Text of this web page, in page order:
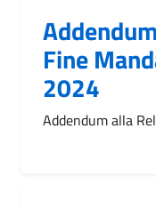
Fine
2024
Addendum alla